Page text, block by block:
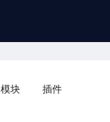
模块 插件